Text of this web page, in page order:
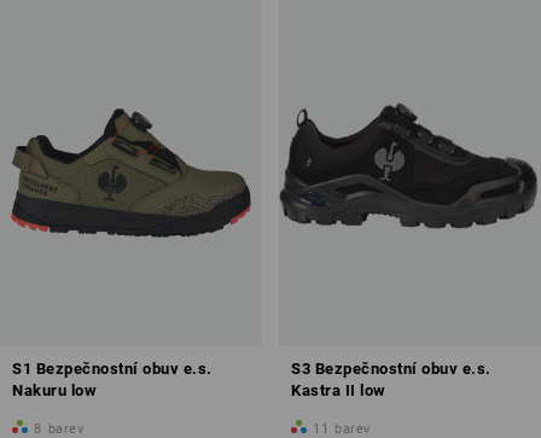
S1 Bezpečnostní obuv e.s.
Nakuru low
8 barev
S3 Bezpečnostní obuv e.s.
Kastra II low
11 barev